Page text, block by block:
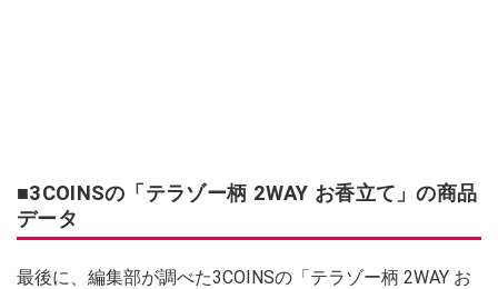
■3COINSの「テラゾー柄 2WAY お香立て」の商品
データ
最後に、編集部が調べた3COINSの「テラゾー柄 2WAY お